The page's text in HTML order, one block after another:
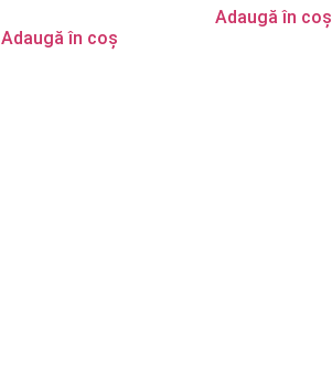
Adaugă în coș
Adaugă în coș